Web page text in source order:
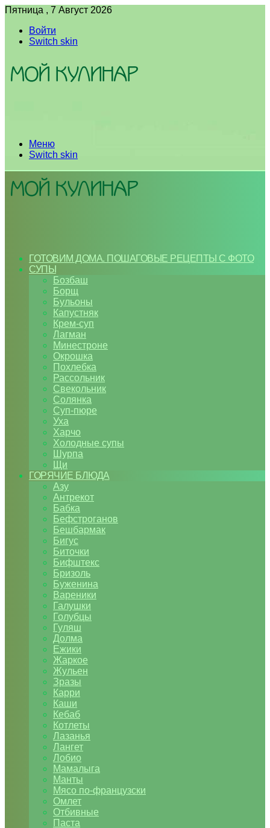
Пятница , 7 Август 2026
Войти
Switch skin
Меню
Switch skin
ГОТОВИМ ДОМА. ПОШАГОВЫЕ РЕЦЕПТЫ С ФОТО
СУПЫ
Бозбаш
Борщ
Бульоны
Капустняк
Крем-суп
Лагман
Минестроне
Окрошка
Похлебка
Рассольник
Свекольник
Солянка
Суп-пюре
Уха
Харчо
Холодные супы
Шурпа
Щи
ГОРЯЧИЕ БЛЮДА
Азу
Антрекот
Бабка
Бефстроганов
Бешбармак
Бигус
Биточки
Бифштекс
Бризоль
Буженина
Вареники
Галушки
Голубцы
Гуляш
Долма
Ежики
Жаркое
Жульен
Зразы
Карри
Каши
Кебаб
Котлеты
Лазанья
Лангет
Лобио
Мамалыга
Манты
Мясо по-французски
Омлет
Отбивные
Паста